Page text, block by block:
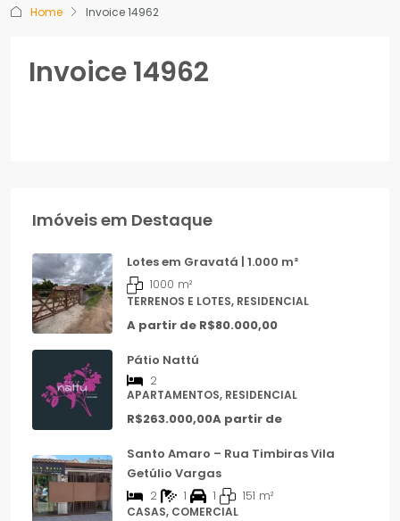
Home Invoice 14962
Invoice 14962
Imóveis em Destaque
Lotes em Gravatá | 1.000 m²
1000 m²
TERRENOS E LOTES, RESIDENCIAL
A partir de R$80.000,00
Pátio Nattú
2
APARTAMENTOS, RESIDENCIAL
R$263.000,00A partir de
Santo Amaro – Rua Timbiras Vila
Getúlio Vargas
2 1 1 151 m²
CASAS, COMERCIAL